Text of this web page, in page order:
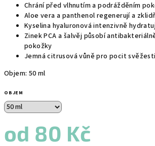
Chrání před vlhnutím a podrážděním
Aloe vera a panthenol regenerují a
Kyselina hyaluronová intenzivně
Zinek PCA a šalvěj působí
pokožky
Jemná citrusová vůně pro pocit svěžesti
Objem: 50 ml
OBJEM
od 80 Kč